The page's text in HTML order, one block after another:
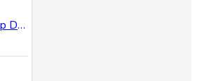
IP-видеодекодер Dahua DHI-NVD0105DH-4K